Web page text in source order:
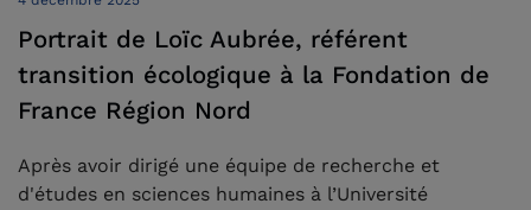
Portrait de Loïc Aubrée, référent
transition écologique à la Fondation de
France Région Nord
Après avoir dirigé une équipe de recherche et
d'études en sciences humaines à l’Université